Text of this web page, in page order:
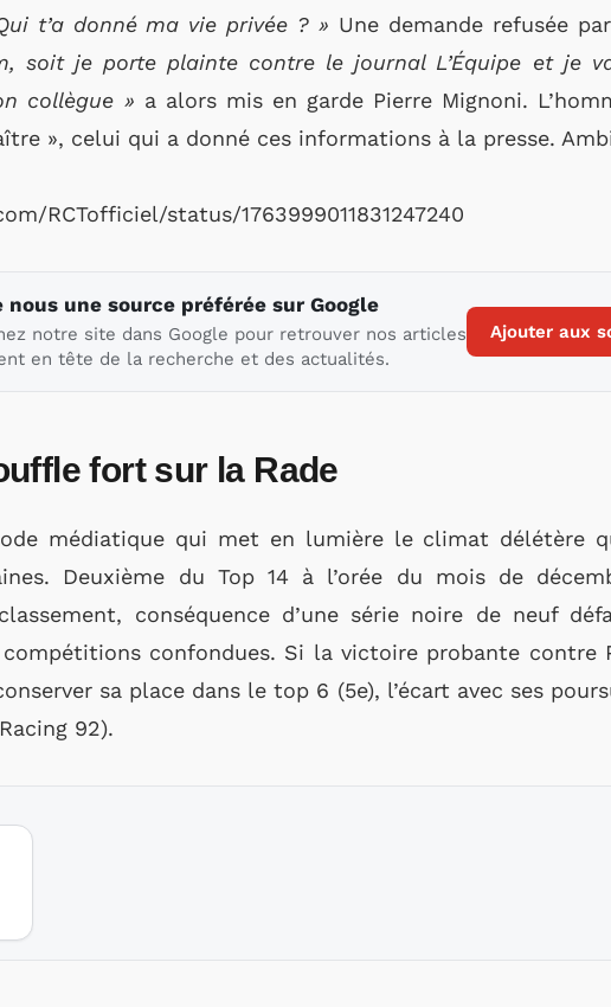
t’a donné ma vie privée ? » Une demande refusée
soit je porte plainte contre le journal L’Équipe et je
collègue » a alors mis en garde Pierre Mignoni.
», celui qui a donné ces informations à la presse.
RCTofficiel/status/1763999011831247240
nous une source préférée sur Google
notre site dans Google pour retrouver nos articles
en tête de la recherche et des actualités.
Ajouter aux
fort sur la Rade
médiatique qui met en lumière le climat délétère
Deuxième du Top 14 à l’orée du mois de
conséquence d’une série noire de neuf
confondues. Si la victoire probante contre
sa place dans le top 6 (5e), l’écart avec ses
92).